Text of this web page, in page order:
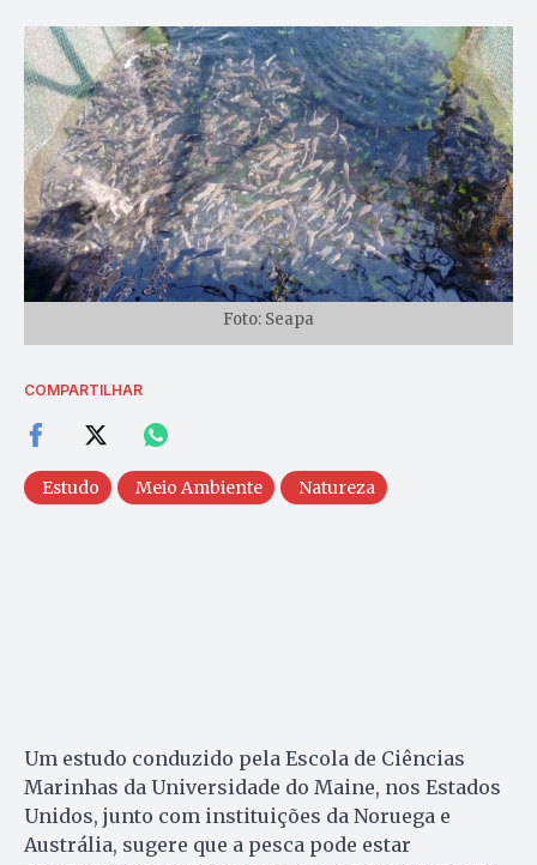
Foto: Seapa
COMPARTILHAR
Estudo Meio Ambiente Natureza
Um estudo conduzido pela Escola de Ciências
Marinhas da Universidade do Maine, nos Estados
Unidos, junto com instituições da Noruega e
Austrália, sugere que a pesca pode estar